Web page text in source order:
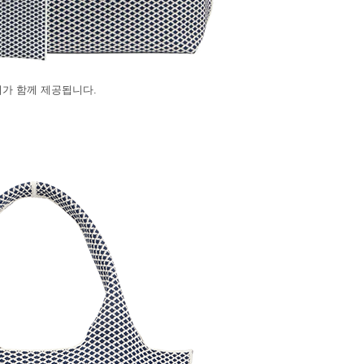
가 함께 제공됩니다.